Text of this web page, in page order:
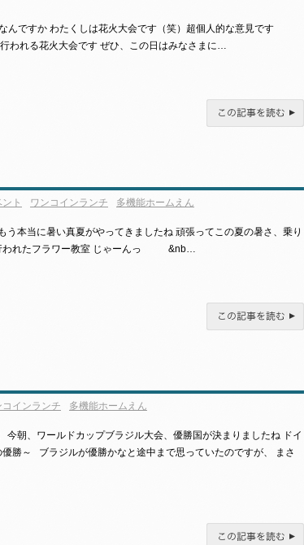
んですか わたくしは花火大会です（笑）超個人的な意見です
われる花火大会です ぜひ、この日はみなさまに…
ト ワンコインランチ 多機能ホームえん
う本当に暑い真夏がやってきましたね 頑張ってこの夏の暑さ、乗り
われたフラワー教室 じゃーんっ &nb…
コインランチ 多機能ホームえん
朝、ワールドカップブラジル大会、優勝国が決まりましたね ドイ
勝～ ブラジルが優勝かなと途中まで思っていたのですが、 まさ